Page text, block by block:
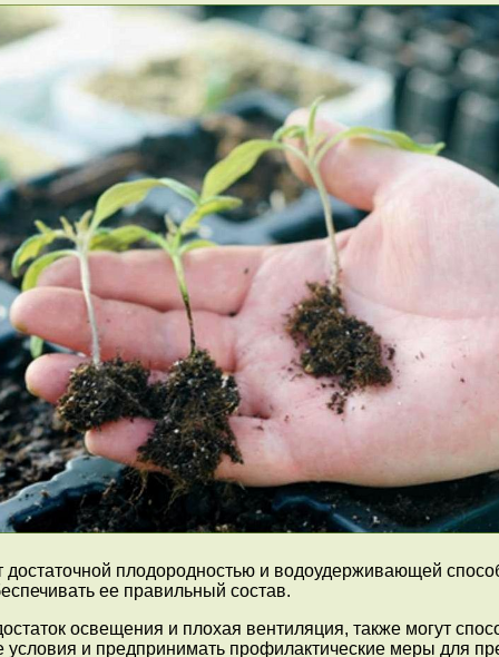
плодородностью и водоудерживающей
ее правильный состав.
освещения и плохая вентиляция, также могут
и предпринимать профилактические меры для